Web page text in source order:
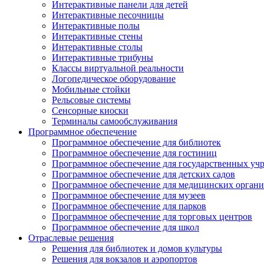
Интерактивные панели для детей
Интерактивные песочницы
Интерактивные полы
Интерактивные стены
Интерактивные столы
Интерактивные трибуны
Классы виртуальной реальности
Логопедическое оборудование
Мобильные стойки
Рельсовые системы
Сенсорные киоски
Терминалы самообслуживания
Программное обеспечение
Программное обеспечение для библиотек
Программное обеспечение для гостиниц
Программное обеспечение для государственных
Программное обеспечение для детских садов
Программное обеспечение для медицинских
Программное обеспечение для музеев
Программное обеспечение для парков
Программное обеспечение для торговых центров
Программное обеспечение для школ
Отраслевые решения
Решения для библиотек и домов культуры
Решения для вокзалов и аэропортов